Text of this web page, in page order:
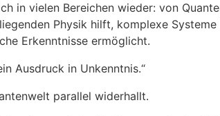
in vielen Bereichen wieder: von
Physik hilft, komplexe
Erkenntnisse ermöglicht.
Ausdruck in Unkenntnis.“
parallel widerhallt.